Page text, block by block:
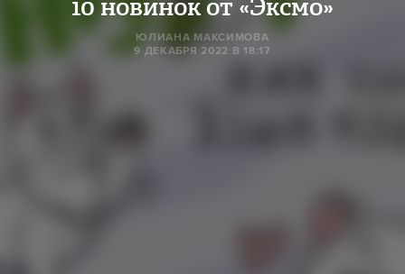
ЮЛИАНА МАКСИМОВА
9 ДЕКАБРЯ 2022 В 18:17